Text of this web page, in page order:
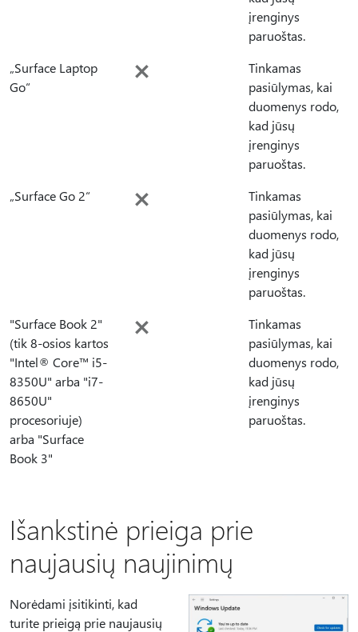
įrenginys
paruoštas.
„Surface Laptop
Go“
Tinkamas
pasiūlymas, kai
duomenys rodo,
kad jūsų
įrenginys
paruoštas.
„Surface Go 2“
Tinkamas
pasiūlymas, kai
duomenys rodo,
kad jūsų
įrenginys
paruoštas.
"Surface Book 2"
(tik 8-osios kartos
"Intel® Core™ i5-
8350U" arba "i7-
8650U"
procesoriuje)
arba "Surface
Book 3"
Tinkamas
pasiūlymas, kai
duomenys rodo,
kad jūsų
įrenginys
paruoštas.
Išankstinė prieiga prie
naujausių naujinimų
Norėdami įsitikinti, kad
turite prieigą prie naujausių